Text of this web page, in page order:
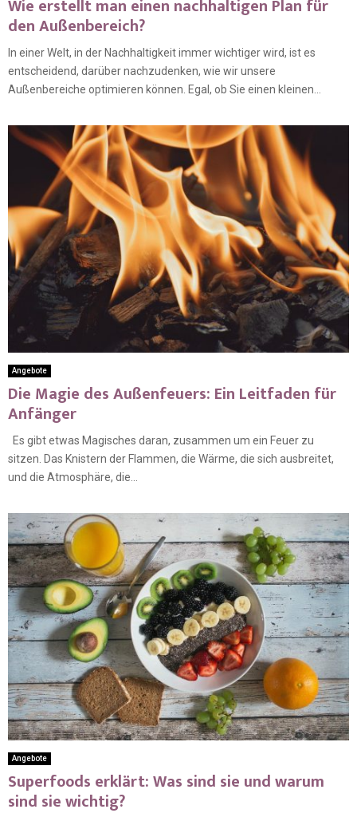
Wie erstellt man einen nachhaltigen Plan für
den Außenbereich?
In einer Welt, in der Nachhaltigkeit immer wichtiger wird, ist es
entscheidend, darüber nachzudenken, wie wir unsere
Außenbereiche optimieren können. Egal, ob Sie einen kleinen...
Angebote
Die Magie des Außenfeuers: Ein Leitfaden für
Anfänger
Es gibt etwas Magisches daran, zusammen um ein Feuer zu
sitzen. Das Knistern der Flammen, die Wärme, die sich ausbreitet,
und die Atmosphäre, die...
Angebote
Superfoods erklärt: Was sind sie und warum
sind sie wichtig?